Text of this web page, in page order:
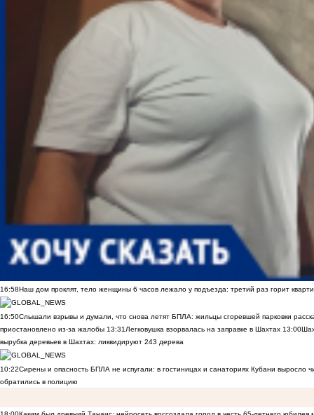
16:58Наш дом проклят, тело женщины 6 часов лежало у подъезда: третий раз горит
16:50Слышали взрывы и думали, что снова летят БПЛА: жильцы сгоревшей парковки
приостановлено из-за жалобы 13:31 Легковушка взорвалась на заправке в Шахтах 13:00
вырубка деревьев в Шахтах: ликвидируют 243 дерева
10:22Сирены и опасность БПЛА не испугали: в гостиницах и санаториях Кубани выросло
обратились в полицию